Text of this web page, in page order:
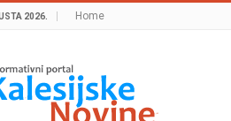
2026. Home